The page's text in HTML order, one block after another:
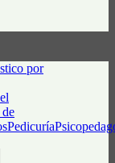
por
Pedicuría